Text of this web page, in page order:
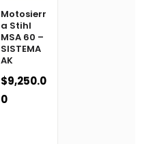
Motosierr
a Stihl
MSA 60 –
SISTEMA
AK
$9,250.0
0